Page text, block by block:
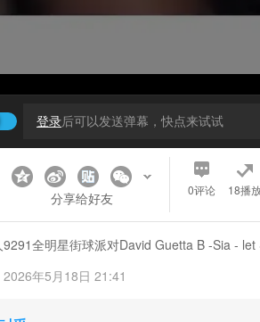
登录后可以发送弹幕，快点来试试
分享给好友 0评论 18播
全明星街球派对David Guetta B -Sia -
年5月18日 21:41